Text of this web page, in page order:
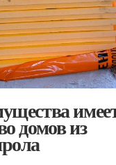
домов из